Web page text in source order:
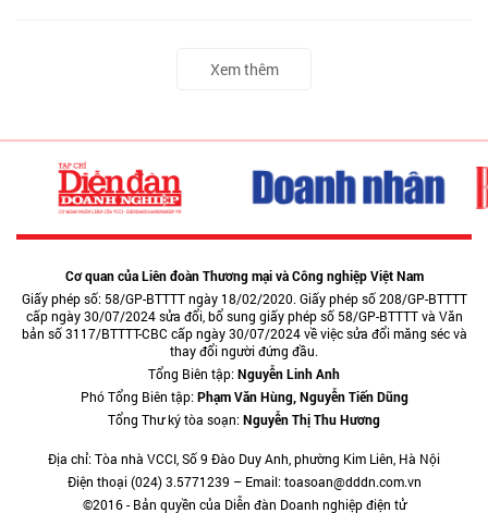
Xem thêm
Cơ quan của Liên đoàn Thương mại và Công nghiệp Việt Nam
Giấy phép số: 58/GP-BTTTT ngày 18/02/2020. Giấy phép số 208/GP-BTTTT
cấp ngày 30/07/2024 sửa đổi, bổ sung giấy phép số 58/GP-BTTTT và Văn
bản số 3117/BTTTT-CBC cấp ngày 30/07/2024 về việc sửa đổi măng séc và
thay đổi người đứng đầu.
Tổng Biên tập:Nguyễn Linh Anh
Phó Tổng Biên tập:Phạm Văn Hùng, Nguyễn Tiến Dũng
Tổng Thư ký tòa soạn:Nguyễn Thị Thu Hương
Địa chỉ: Tòa nhà VCCI, Số 9 Đào Duy Anh, phường Kim Liên, Hà Nội
Điện thoại (024) 3.5771239 – Email: toasoan@dddn.com.vn
©2016 - Bản quyền của Diễn đàn Doanh nghiệp điện tử